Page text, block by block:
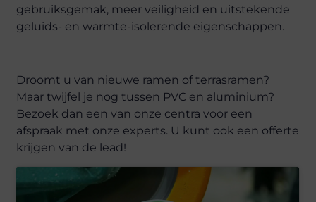
gebruiksgemak, meer veiligheid en uitstekende
geluids- en warmte-isolerende eigenschappen.
Droomt u van nieuwe ramen of terrasramen?
Maar twijfel je nog tussen PVC en aluminium?
Bezoek dan een van onze centra voor een
afspraak met onze experts. U kunt ook een offerte
krijgen van de lead!